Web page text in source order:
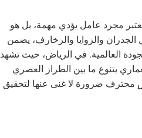
يعتبر مجرد عامل يؤدي مهمة، بل هو
والزوايا والزخارف، يضمن
العالمية. في الرياض، حيث تشهد
يتنوع ما بين الطراز العصري
محترف ضرورة لا غنى عنها لتحقيق